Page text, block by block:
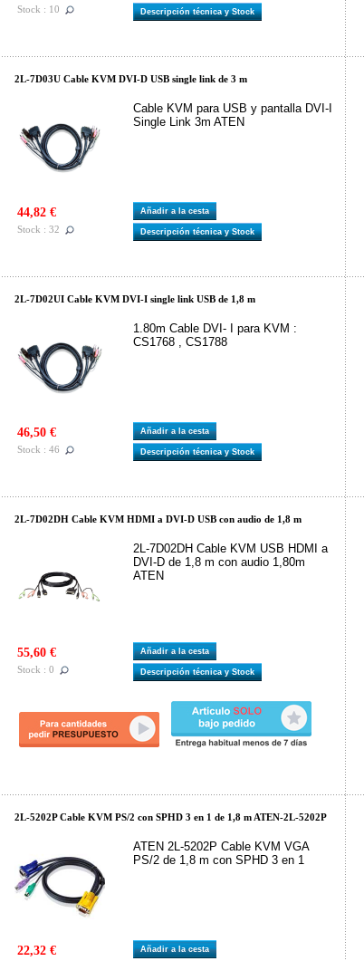
Stock : 10 Descripción técnica y Stock
2L-7D03U Cable KVM DVI-D USB single link de 3 m
Cable KVM para USB y pantalla DVI-I
Single Link 3m ATEN
44,82 €
Stock : 32
Añadir a la cesta
Descripción técnica y Stock
2L-7D02UI Cable KVM DVI-I single link USB de 1,8 m
1.80m Cable DVI- I para KVM :
CS1768 , CS1788
46,50 €
Stock : 46
Añadir a la cesta
Descripción técnica y Stock
2L-7D02DH Cable KVM HDMI a DVI-D USB con audio de 1,8 m
2L-7D02DH Cable KVM USB HDMI a
DVI-D de 1,8 m con audio 1,80m
ATEN
55,60 €
Stock : 0
Añadir a la cesta
Descripción técnica y Stock
2L-5202P Cable KVM PS/2 con SPHD 3 en 1 de 1,8 m ATEN-2L-5202P
ATEN 2L-5202P Cable KVM VGA
PS/2 de 1,8 m con SPHD 3 en 1
22,32 € Añadir a la cesta